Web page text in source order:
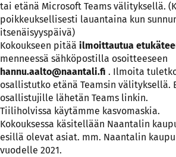
tai etänä Microsoft Teams välityksellä.
poikkeuksellisesti lauantaina kun
itsenäisyyspäivä)
Kokoukseen pitää ilmoittautua
menneessä sähköpostilla osoitteeseen
hannu.aalto@naantali.fi . Ilmoita
osallistutko etänä Teamsin välityksellä.
osallistujille lähetän Teams linkin.
Tiiliholvissa käytämme kasvomaskia.
Kokouksessa käsitellään Naantalin
esillä olevat asiat. mm. Naantalin
vuodelle 2021.